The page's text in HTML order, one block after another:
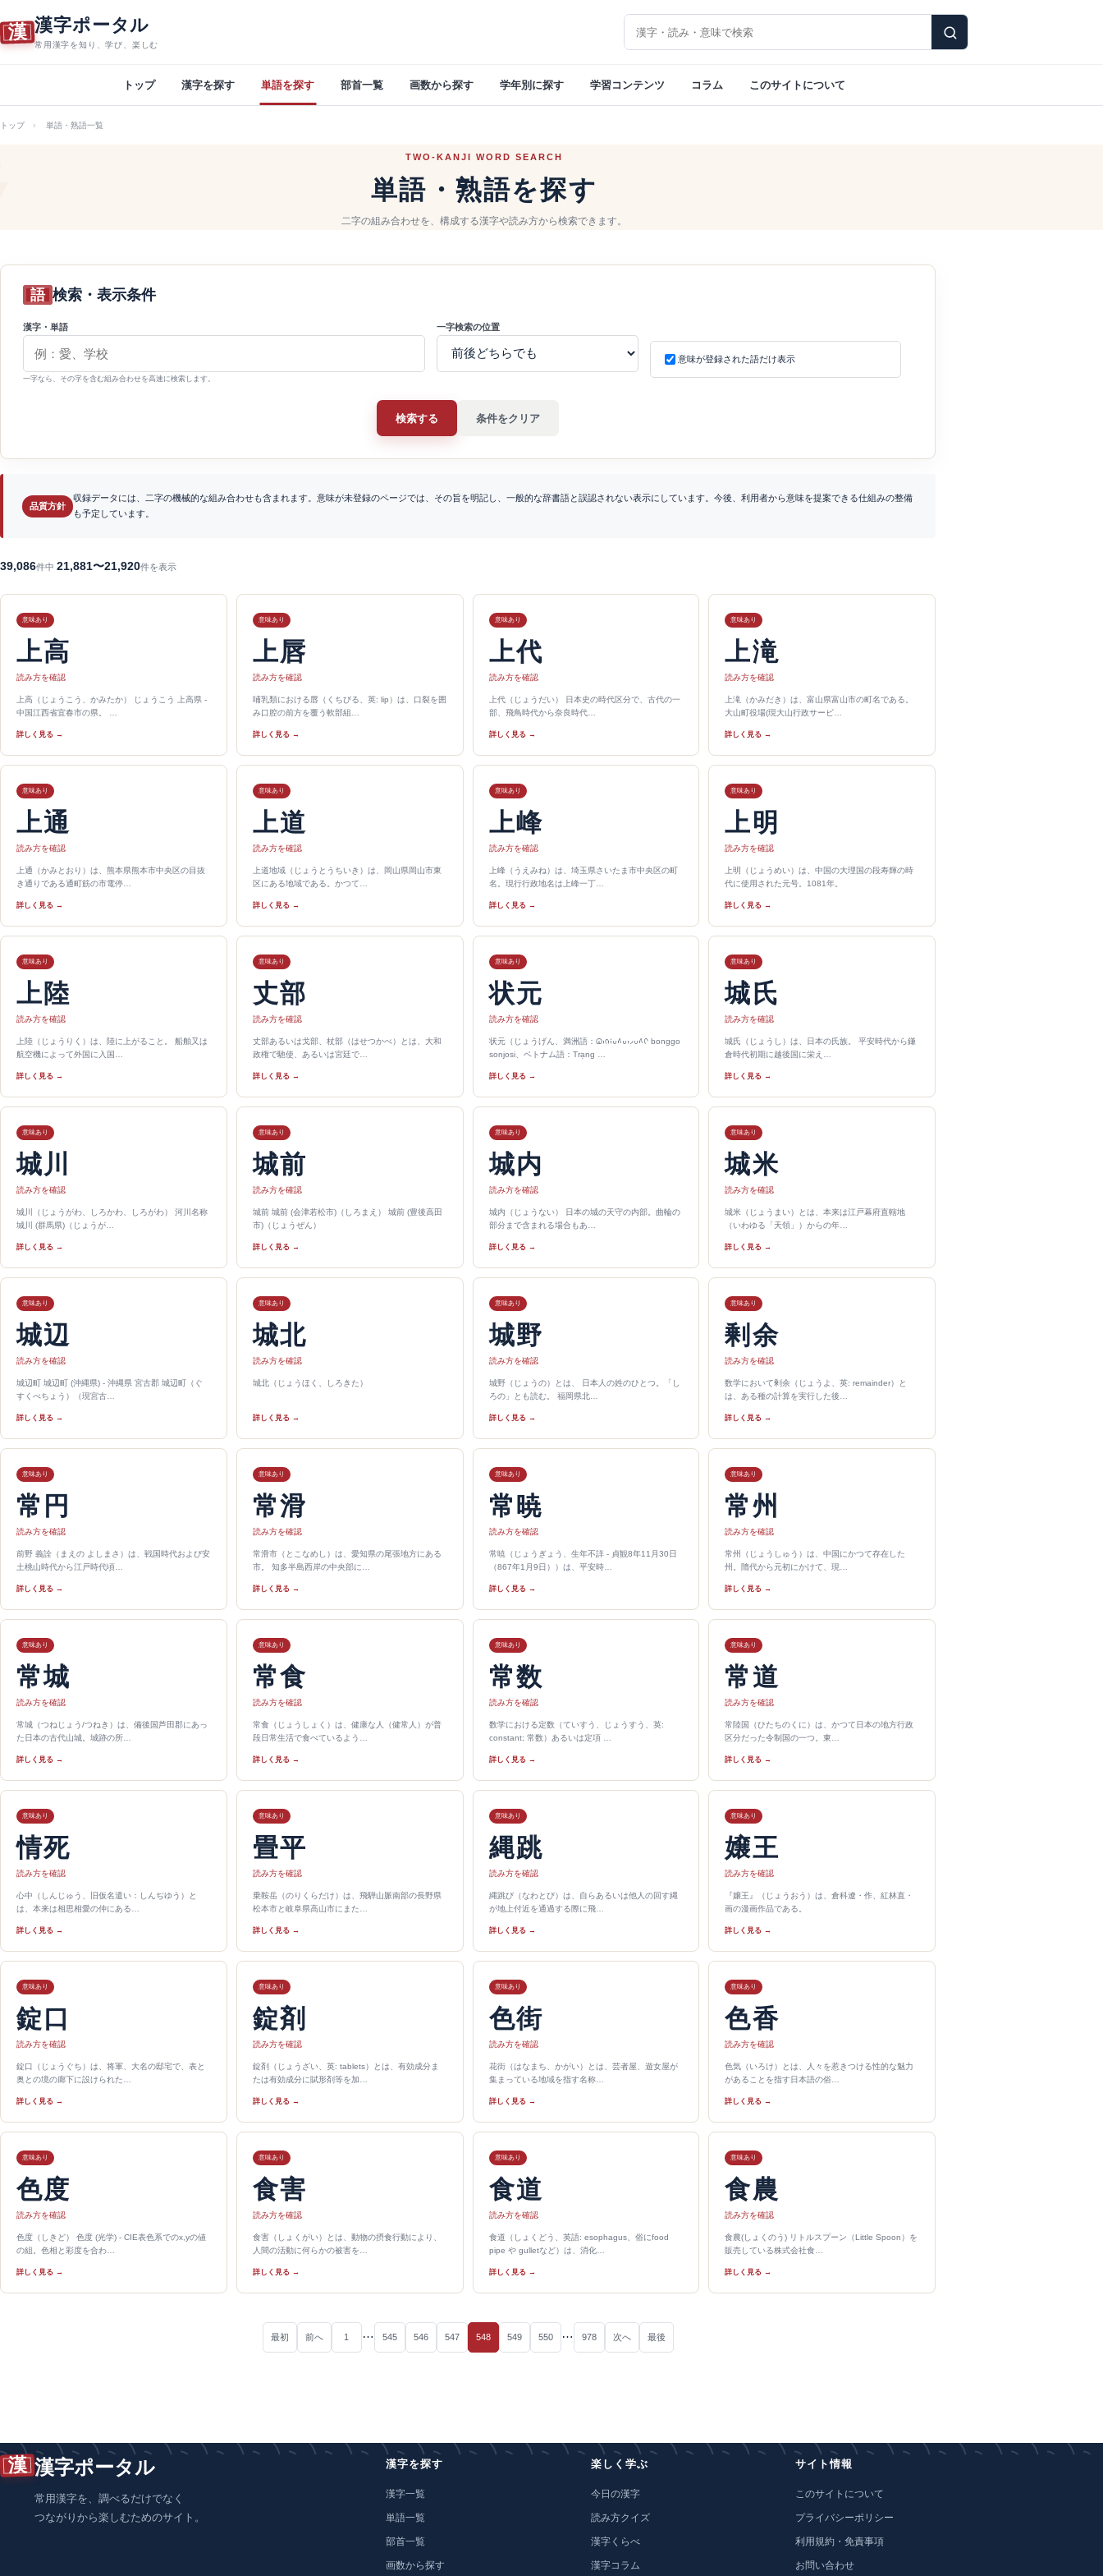
漢 漢字ポータル
常用漢字を知り、学び、楽しむ
漢字を検索
トップ 漢字を探す 単語を探す 部首一覧 画数から探す 学年別に探す 学習コンテンツ コラム このサイトについて
トップ 単語・熟語一覧
TWO-KANJI WORD SEARCH
単語・熟語を探す
二字の組み合わせを、構成する漢字や読み方から検索できます。
語 検索・表示条件
漢字・単語
一字なら、その字を含む組み合わせを高速に検索します。
一字検索の位置
意味が登録された語だけ表示
検索する 条件をクリア
品質方針
収録データには、二字の機械的な組み合わせも含まれます。意味が未登録のページでは、その旨を明記し、一般的な辞書語と誤認されない表示にしています。今後、利用者から意味を提案できる仕組みの整備
も予定しています。
39,086件中 21,881〜21,920件を表示
意味あり
上高
読み方を確認
上高（じょうこう、かみたか） じょうこう 上高県 -
中国江西省宜春市の県。 …
詳しく見る →
意味あり
上唇
読み方を確認
哺乳類における唇（くちびる、英: lip）は、口裂を囲
み口腔の前方を覆う軟部組…
詳しく見る →
意味あり
上代
読み方を確認
上代（じょうだい） 日本史の時代区分で、古代の一
部、飛鳥時代から奈良時代…
詳しく見る →
意味あり
上滝
読み方を確認
上滝（かみだき）は、富山県富山市の町名である。
大山町役場(現大山行政サービ…
詳しく見る →
意味あり
上通
読み方を確認
上通（かみとおり）は、熊本県熊本市中央区の目抜
き通りである通町筋の市電停…
詳しく見る →
意味あり
上道
読み方を確認
上道地域（じょうとうちいき）は、岡山県岡山市東
区にある地域である。かつて…
詳しく見る →
意味あり
上峰
読み方を確認
上峰（うえみね）は、埼玉県さいたま市中央区の町
名。現行行政地名は上峰一丁…
詳しく見る →
意味あり
上明
読み方を確認
上明（じょうめい）は、中国の大理国の段寿輝の時
代に使用された元号。1081年。
詳しく見る →
意味あり
上陸
読み方を確認
上陸（じょうりく）は、陸に上がること。 船舶又は
航空機によって外国に入国…
詳しく見る →
意味あり
丈部
読み方を確認
丈部あるいは戈部、杖部（はせつかべ）とは、大和
政権で馳使、あるいは宮廷で…
詳しく見る →
意味あり
状元
読み方を確認
状元（じょうげん、満洲語：ᠪᠣᠩᡤᠣᠰᠣᠨᠵᠣᠰᡳ bonggo
sonjosi、ベトナム語：Trạng …
詳しく見る →
意味あり
城氏
読み方を確認
城氏（じょうし）は、日本の氏族。 平安時代から鎌
倉時代初期に越後国に栄え…
詳しく見る →
意味あり
城川
読み方を確認
城川（じょうがわ、しろかわ、しろがわ） 河川名称
城川 (群馬県)（じょうが…
詳しく見る →
意味あり
城前
読み方を確認
城前 城前 (会津若松市)（しろまえ） 城前 (豊後高田
市)（じょうぜん）
詳しく見る →
意味あり
城内
読み方を確認
城内（じょうない） 日本の城の天守の内部。曲輪の
部分まで含まれる場合もあ…
詳しく見る →
意味あり
城米
読み方を確認
城米（じょうまい）とは、本来は江戸幕府直轄地
（いわゆる「天領」）からの年…
詳しく見る →
意味あり
城辺
読み方を確認
城辺町 城辺町 (沖縄県) - 沖縄県 宮古郡 城辺町（ぐ
すくべちょう）（現宮古…
詳しく見る →
意味あり
城北
読み方を確認
城北（じょうほく、しろきた）
詳しく見る →
意味あり
城野
読み方を確認
城野（じょうの）とは、 日本人の姓のひとつ。「し
ろの」とも読む。 福岡県北…
詳しく見る →
意味あり
剰余
読み方を確認
数学において剰余（じょうよ、英: remainder）と
は、ある種の計算を実行した後…
詳しく見る →
意味あり
常円
読み方を確認
前野 義詮（まえの よしまさ）は、戦国時代および安
土桃山時代から江戸時代頃…
詳しく見る →
意味あり
常滑
読み方を確認
常滑市（とこなめし）は、愛知県の尾張地方にある
市。 知多半島西岸の中央部に…
詳しく見る →
意味あり
常暁
読み方を確認
常暁（じょうぎょう、生年不詳 - 貞観8年11月30日
（867年1月9日））は、平安時…
詳しく見る →
意味あり
常州
読み方を確認
常州（じょうしゅう）は、中国にかつて存在した
州。隋代から元初にかけて、現…
詳しく見る →
意味あり
常城
読み方を確認
常城（つねじょう/つねき）は、備後国芦田郡にあっ
た日本の古代山城。城跡の所…
詳しく見る →
意味あり
常食
読み方を確認
常食（じょうしょく）は、健康な人（健常人）が普
段日常生活で食べているよう…
詳しく見る →
意味あり
常数
読み方を確認
数学における定数（ていすう、じょうすう、英:
constant; 常数）あるいは定項 …
詳しく見る →
意味あり
常道
読み方を確認
常陸国（ひたちのくに）は、かつて日本の地方行政
区分だった令制国の一つ。東…
詳しく見る →
意味あり
情死
読み方を確認
心中（しんじゅう、旧仮名遣い：しんぢゆう）と
は、本来は相思相愛の仲にある…
詳しく見る →
意味あり
畳平
読み方を確認
乗鞍岳（のりくらだけ）は、飛騨山脈南部の長野県
松本市と岐阜県高山市にまた…
詳しく見る →
意味あり
縄跳
読み方を確認
縄跳び（なわとび）は、自らあるいは他人の回す縄
が地上付近を通過する際に飛…
詳しく見る →
意味あり
嬢王
読み方を確認
『嬢王』（じょうおう）は、倉科遼・作、紅林直・
画の漫画作品である。
詳しく見る →
意味あり
錠口
読み方を確認
錠口（じょうぐち）は、将軍、大名の邸宅で、表と
奥との境の廊下に設けられた…
詳しく見る →
意味あり
錠剤
読み方を確認
錠剤（じょうざい、英: tablets）とは、有効成分ま
たは有効成分に賦形剤等を加…
詳しく見る →
意味あり
色街
読み方を確認
花街（はなまち、かがい）とは、芸者屋、遊女屋が
集まっている地域を指す名称…
詳しく見る →
意味あり
色香
読み方を確認
色気（いろけ）とは、人々を惹きつける性的な魅力
があることを指す日本語の俗…
詳しく見る →
意味あり
色度
読み方を確認
色度（しきど） 色度 (光学) - CIE表色系でのx,yの値
の組。色相と彩度を合わ…
詳しく見る →
意味あり
食害
読み方を確認
食害（しょくがい）とは、動物の摂食行動により、
人間の活動に何らかの被害を…
詳しく見る →
意味あり
食道
読み方を確認
食道（しょくどう、英語: esophagus、俗にfood
pipe や gulletなど）は、消化…
詳しく見る →
意味あり
食農
読み方を確認
食農(しょくのう) リトルスプーン（Little Spoon）を
販売している株式会社食…
詳しく見る →
最初 前へ 1 … 545 546 547 548 549 550 … 978 次へ 最後
漢 漢字ポータル
常用漢字を、調べるだけでなく
つながりから楽しむためのサイト。
漢字を探す
漢字一覧
単語一覧
部首一覧
画数から探す
楽しく学ぶ
今日の漢字
読み方クイズ
漢字くらべ
漢字コラム
サイト情報
このサイトについて
プライバシーポリシー
利用規約・免責事項
お問い合わせ